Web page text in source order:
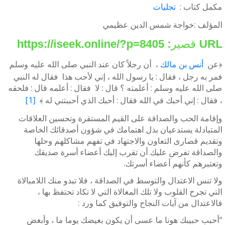
مکمل کتاب : تجلیات
المؤلف :خواجة شمس الدين عظيمي
URL قصير:
﴿عن أنس بن مالك ، أن رجلاً كان عند النبي صلى الله عليه وسلم
فمر به رجل ، فقال : يا رسول الله ، إني لأحب هذا فقال له النبي
صلى الله عليه وسلم : أعلمته ؟ قال : لا فقال : أعلمه قال : فلحقه
، فقال : إني أحبك في الله فقال : أحبك الذي أحببتني له ﴾ [1]
وإقامة الحب والصداقة على القيم المستقرة وتحسين العلاقات
المتبادلة يستدعيان بذل اهتمامك في شؤون أصدقائك الخاصة
وتقديم قصارى التعاون والاجتهاد في تفهم مشاكلهم وحلها
والصداقة تفرض عليك أن تقرب إليك أعضاء أسرة صديقك
وتعتبرهم كأنهم أعضاء أسرتك.
ولا تنس الاعتدال والتوسط في الصداقة ، فلا تبدو منك اللامبالاة
التي تجرح القلوب ولا تلك المغالاة التي لا تكاد تحتفظ بها ،
فالاعتدال من آيات النجاح والتوفيق كما ورد :
“أحبب حبيبك هونا ما عسى أن يكون بغيضك يوما ما ، وأبغض